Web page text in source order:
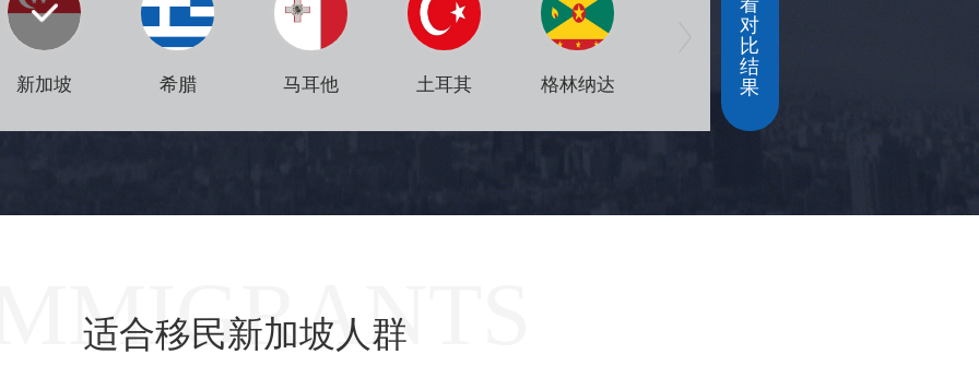
看
对
比
结
果
新加坡 希腊 马耳他 土耳其 格林纳达 中国香港
适合移民新加坡人群